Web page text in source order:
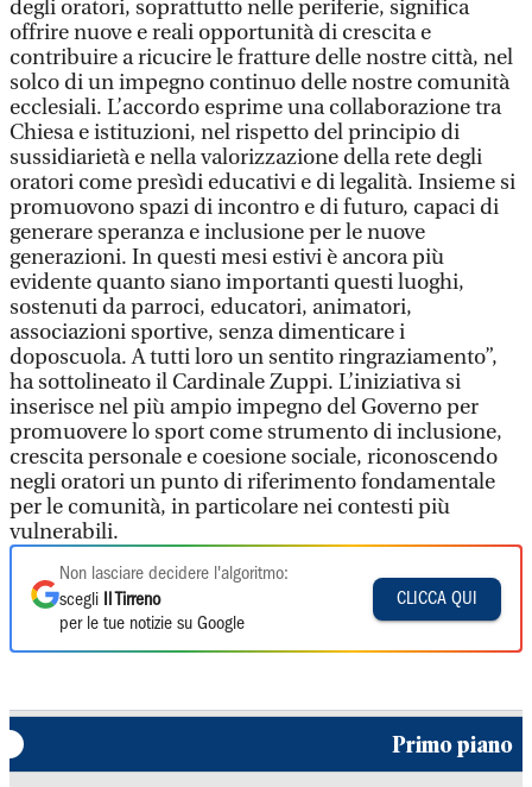
degli oratori, soprattutto nelle periferie, significa
offrire nuove e reali opportunità di crescita e
contribuire a ricucire le fratture delle nostre città, nel
solco di un impegno continuo delle nostre comunità
ecclesiali. L’accordo esprime una collaborazione tra
Chiesa e istituzioni, nel rispetto del principio di
sussidiarietà e nella valorizzazione della rete degli
oratori come presìdi educativi e di legalità. Insieme si
promuovono spazi di incontro e di futuro, capaci di
generare speranza e inclusione per le nuove
generazioni. In questi mesi estivi è ancora più
evidente quanto siano importanti questi luoghi,
sostenuti da parroci, educatori, animatori,
associazioni sportive, senza dimenticare i
doposcuola. A tutti loro un sentito ringraziamento”,
ha sottolineato il Cardinale Zuppi. L’iniziativa si
inserisce nel più ampio impegno del Governo per
promuovere lo sport come strumento di inclusione,
crescita personale e coesione sociale, riconoscendo
negli oratori un punto di riferimento fondamentale
per le comunità, in particolare nei contesti più
vulnerabili.
Non lasciare decidere l'algoritmo:
scegli
Il Tirreno
per le tue notizie su Google
CLICCA QUI
Primo piano